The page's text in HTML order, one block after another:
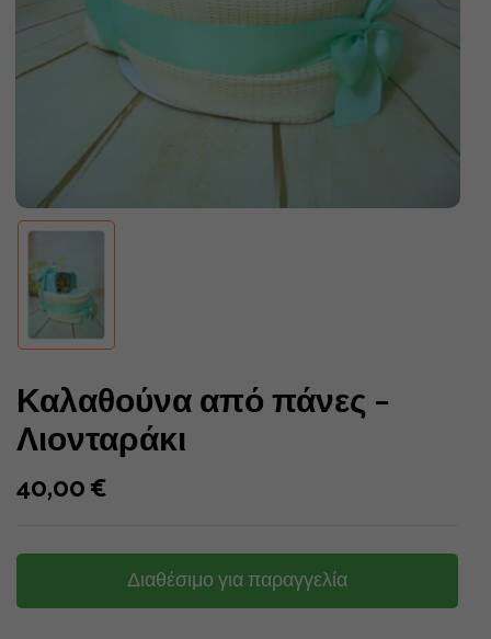
Καλαθούνα από πάνες –
Λιονταράκι
40,00€
Διαθέσιμο για παραγγελία